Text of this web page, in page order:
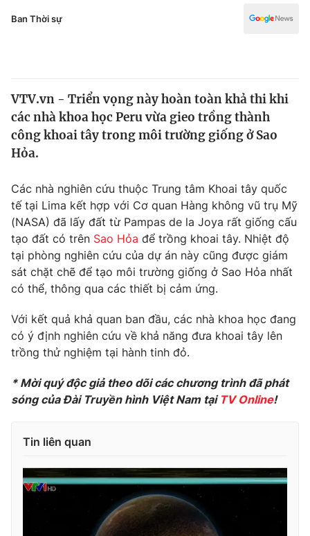
Thế giới
Tin tức
Câu chuyện quốc tế
Kinh tế
Tài chính
Thị trường
Góc doanh nghiệp
Dữ liệu và đời sống
Truyền hình
Phim VTV
Hậu trường
Nhân vật
Khán giả
Giải sao mai
Giải trí
Âm nhạc
Đời sống
Du lịch
Làm đẹp
Chất lượng cuộc sống
Giáo dục
Tuyển sinh
Công nghệ
Thị trường
Giao lưu trực tuyến
Lịch phát sóng
Chuyên mục khác
Đời sống
Ban Thời sự
VTV.vn - Triển vọng này hoàn toàn khả thi khi
các nhà khoa học Peru vừa gieo trồng thành
công khoai tây trong môi trường giống ở Sao
Hỏa.
Các nhà nghiên cứu thuộc Trung tâm Khoai tây quốc
tế tại Lima kết hợp với Cơ quan Hàng không vũ trụ Mỹ
(NASA) đã lấy đất từ Pampas de la Joya rất giống cấu
tạo đất có trên Sao Hỏa để trồng khoai tây. Nhiệt độ
tại phòng nghiên cứu của dự án này cũng được giám
sát chặt chẽ để tạo môi trường giống ở Sao Hỏa nhất
có thể, thông qua các thiết bị cảm ứng.
Với kết quả khả quan ban đầu, các nhà khoa học đang
có ý định nghiên cứu về khả năng đưa khoai tây lên
trồng thử nghiệm tại hành tinh đỏ.
* Mời quý độc giả theo dõi các chương trình đã phát
sóng của Đài Truyền hình Việt Nam tại TV Online!
Tin liên quan